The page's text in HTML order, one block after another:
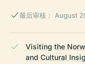
最后审核： August
Visiting the
and Cultural